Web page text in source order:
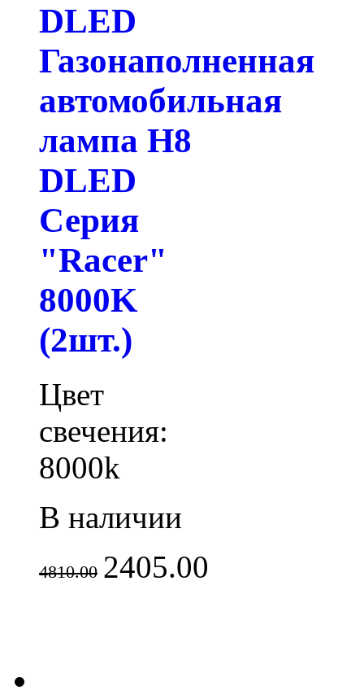
DLED
Газонаполненная
автомобильная
лампа H8
DLED
Серия
"Racer"
8000K
(2шт.)
Цвет
свечения:
8000k
В наличии
4810.00 2405.00